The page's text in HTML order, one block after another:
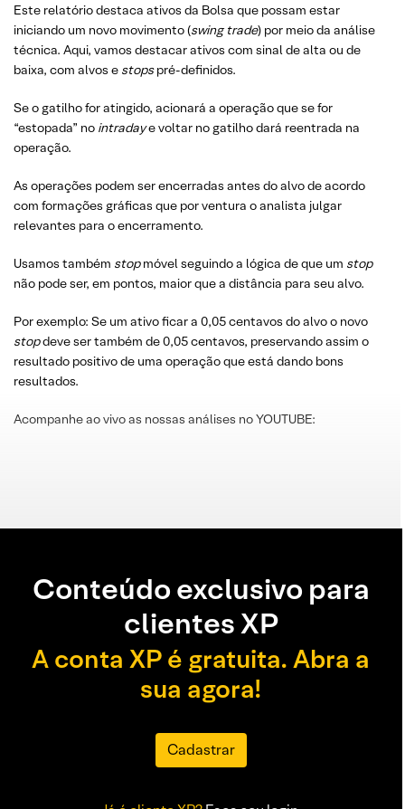
Este relatório destaca ativos da Bolsa que possam estar
iniciando um novo movimento (swing trade) por meio da análise
técnica. Aqui, vamos destacar ativos com sinal de alta ou de
baixa, com alvos e stopspré-definidos.
Se o gatilho for atingido, acionará a operação que se for
“estopada” no intradaye voltar no gatilho dará reentrada na
operação.
As operações podem ser encerradas antes do alvo de acordo
com formações gráficas que por ventura o analista julgar
relevantes para o encerramento.
Usamos também stopmóvel seguindo a lógica de que um stop
não pode ser, em pontos, maior que a distância para seu alvo.
Por exemplo: Se um ativo ficar a 0,05 centavos do alvo o novo
stopdeve ser também de 0,05 centavos, preservando assim o
resultado positivo de uma operação que está dando bons
resultados.
Acompanhe ao vivo as nossas análises no YOUTUBE:
Conteúdo exclusivo para
clientes XP
A conta XP é gratuita. Abra a
sua agora!
Cadastrar